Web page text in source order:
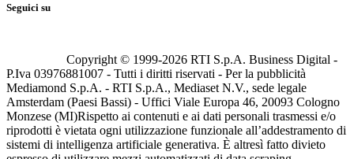
Seguici su
Copyright © 1999-2026 RTI S.p.A. Business Digital -
P.Iva 03976881007 - Tutti i diritti riservati - Per la pubblicità
Mediamond S.p.A. - RTI S.p.A., Mediaset N.V., sede legale
Amsterdam (Paesi Bassi) - Uffici Viale Europa 46, 20093 Cologno
Monzese (MI)Rispetto ai contenuti e ai dati personali trasmessi e/o
riprodotti è vietata ogni utilizzazione funzionale all’addestramento di
sistemi di intelligenza artificiale generativa. È altresì fatto divieto